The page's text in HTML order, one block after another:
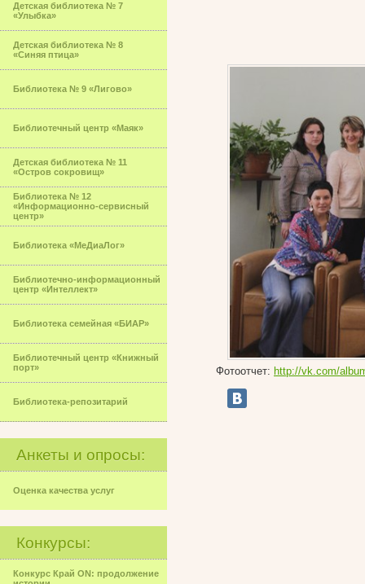
Детская библиотека № 7
«Улыбка»
Детская библиотека № 8
«Синяя птица»
Библиотека № 9 «Лигово»
Библиотечный центр «Маяк»
Детская библиотека № 11
«Остров сокровищ»
Библиотека № 12
«Информационно-сервисный
центр»
Библиотека «МеДиаЛог»
Библиотечно-информационный
центр «Интеллект»
Библиотека семейная «БИАР»
Библиотечный центр «Книжный
порт»
Библиотека-репозитарий
Анкеты и опросы:
Оценка качества услуг
Конкурсы:
Конкурс Край ON: продолжение
Фотоотчет: http://vk.com/